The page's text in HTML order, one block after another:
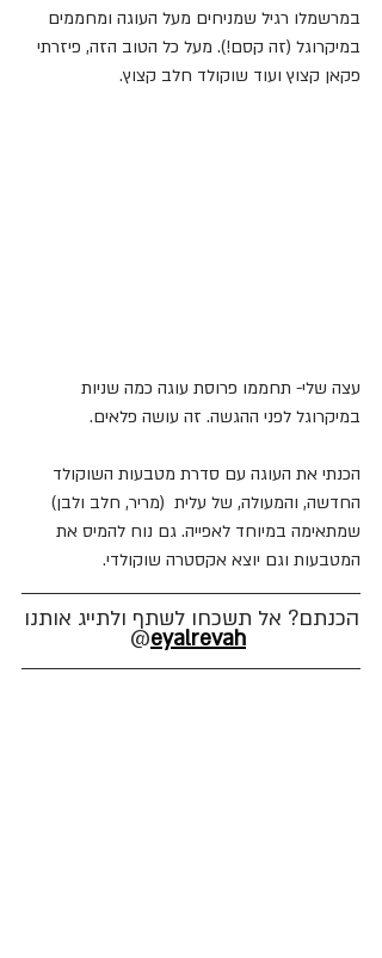
במרשמלו רגיל שמניחים מעל העוגה ומחממים
במיקרוגל (זה קסם!). מעל כל הטוב הזה, פיזרתי
פקאן קצוץ ועוד שוקולד חלב קצוץ.
עצה שלי- תחממו פרוסת עוגה כמה שניות
במיקרוגל לפני ההגשה. זה עושה פלאים.
הכנתי את העוגה עם סדרת מטבעות השוקולד
החדשה, והמעולה, של עלית  (מריר, חלב ולבן)
שמתאימה במיוחד לאפייה. גם נוח להמיס את
המטבעות וגם יוצא אקסטרה שוקולדי.
הכנתם? אל תשכחו לשתף ולתייג אותנו
@eyalrevah